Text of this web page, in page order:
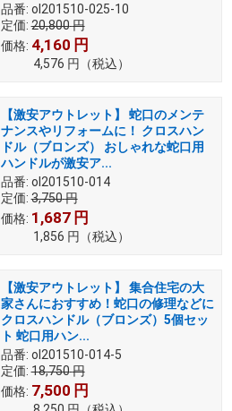
品番: ol201510-025-10
定価: 20,800円
価格: 4,160 円
4,576 円 （税込）
【激安アウトレット】 蛇口のメンテ
ナンスやリフォームに！ クロスハン
ドル（ブロンズ） おしゃれな蛇口用
ハンドルが激安ア...
品番: ol201510-014
定価: 3,750円
価格: 1,687 円
1,856 円 （税込）
【激安アウトレット】 集合住宅の大
家さんにおすすめ！蛇口の修理などに
クロスハンドル（ブロンズ）5個セッ
ト 蛇口用ハン...
品番: ol201510-014-5
定価: 18,750円
価格: 7,500 円